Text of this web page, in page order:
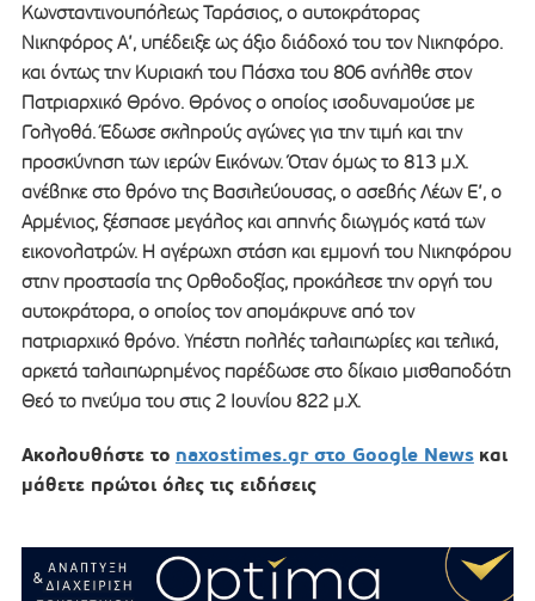
Κωνσταντινουπόλεως Ταράσιος, ο αυτοκράτορας
Νικηφόρος Α’, υπέδειξε ως άξιο διάδοχό του τον Νικηφόρο.
και όντως την Κυριακή του Πάσχα του 806 ανήλθε στον
Πατριαρχικό Θρόνο. Θρόνος ο οποίος ισοδυναμούσε με
Γολγοθά. Έδωσε σκληρούς αγώνες για την τιμή και την
προσκύνηση των ιερών Εικόνων. Όταν όμως το 813 μ.Χ.
ανέβηκε στο θρόνο της Βασιλεύουσας, ο ασεβής Λέων Ε’, ο
Αρμένιος, ξέσπασε μεγάλος και απηνής διωγμός κατά των
εικονολατρών. Η αγέρωχη στάση και εμμονή του Νικηφόρου
στην προστασία της Ορθοδοξίας, προκάλεσε την οργή του
αυτοκράτορα, ο οποίος τον απομάκρυνε από τον
πατριαρχικό θρόνο. Υπέστη πολλές ταλαιπωρίες και τελικά,
αρκετά ταλαιπωρημένος παρέδωσε στο δίκαιο μισθαποδότη
Θεό το πνεύμα του στις 2 Ιουνίου 822 μ.Χ.
Ακολουθήστε το naxostimes.gr στο Google News και
μάθετε πρώτοι όλες τις ειδήσεις